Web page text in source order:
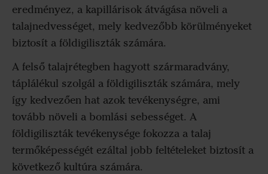
eredményez, a kapillárisok átvágása növeli a
talajnedvességet, mely kedvezőbb körülményeket
biztosít a földigiliszták számára.
A felső talajrétegben hagyott szármaradvány,
táplálékul szolgál a földigiliszták számára, mely
így kedvezően hat azok tevékenységre, ami
tovább növeli a bomlási sebességet. A
földigiliszták tevékenysége fokozza a talaj
termőképességét ezáltal jobb feltételeket biztosít a
következő kultúra számára.